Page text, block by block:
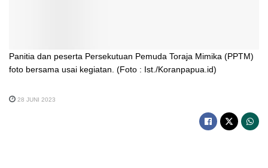
Panitia dan peserta Persekutuan Pemuda Toraja Mimika (PPTM)
foto bersama usai kegiatan. (Foto : Ist./Koranpapua.id)
28 JUNI 2023